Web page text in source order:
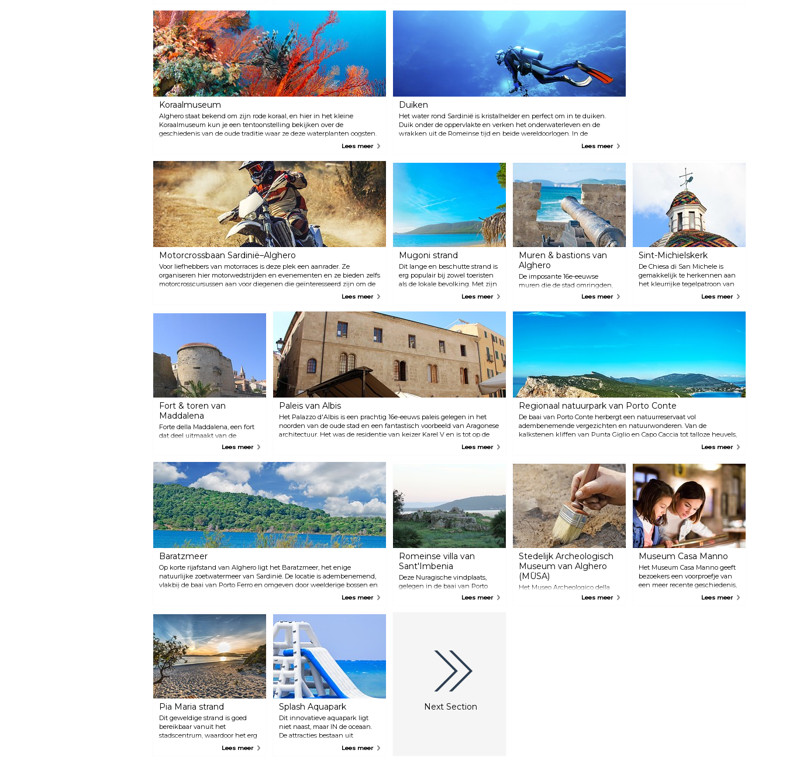
de winter zeker de
seizoensspecialiteit, spaghetti
met zee-egel, en in de zomer is
kreeft het beste gerecht om te
bestellen. Castelsardo ligt
ongeveer 70 km ten noorden
van Alghero.
planten te laten zien en hen
vervolgens de mogelijkheid te
geven om de wijnen en de
olijven te proberen.
beveiliging krijg je de kans om
en ladders zullen je moed op de
Koraalmuseum
Alghero staat bekend om zijn rode koraal, en hier in het kleine
Koraalmuseum kun je een tentoonstelling bekijken over de
geschiedenis van de oude traditie waar ze deze waterplanten oogsten.
De koralen worden gebruikt voor het maken van unieke sieraden die je
Lees meer
Duiken
Het water rond Sardinië is kristalhelder en perfect om in te duiken.
Duik onder de oppervlakte en verken het onderwaterleven en de
wrakken uit de Romeinse tijd en beide wereldoorlogen. In de
jachthaven van Porto Conte bevindt zich een exclusief duikcentrum,
warme douches, en voldoende parkeerplaatsen.
Lees meer
Motorcrossbaan Sardinië–Alghero
Voor liefhebbers van motorraces is deze plek een aanrader. Ze
organiseren hier motorwedstrijden en evenementen en ze bieden zelfs
motorcrosscursussen aan voor diegenen die geïnteresseerd zijn om de
Lees meer
Mugoni strand
Dit lange en beschutte strand is
erg populair bij zowel toeristen
als de lokale bevolking. Met zijn
kristalheldere water en het witte
Enkele van de diensten die je
hier vindt zijn bootverhuur en
ligbedden, en voor degenen die
hier meer dan een dag willen
doorbrengen zijn er ook hotels
in de buurt.
Lees meer
Muren & bastions van
Alghero
De imposante 16e-eeuwse
muren die de stad omringden,
zijn nog steeds grotendeels
decor voor de hele stad, vooral
bij zonsondergang in de
avondbries.
Lees meer
Sint-Michielskerk
De Chiesa di San Michele is
gemakkelijk te herkennen aan
het kleurrijke tegelpatroon van
de koepel, dat de Catalaanse
zien. Het ligt aan de Via Carlo
Lees meer
Fort & toren van
Maddalena
Forte della Maddalena, een fort
dat deel uitmaakt van de
stadsmuren, keek ooit uit op de
er nog maar stukjes van over,
maar deze stukjes zijn nog
steeds indrukwekkend en
imposant. Breng zeker een
bezoek en vang een glimp op
van hoe de oude
verdedigingswerken van de
stad er ooit uitzagen.
Lees meer
Paleis van Albis
Het Palazzo d'Albis is een prachtig 16e-eeuws paleis gelegen in het
noorden van de oude stad en een fantastisch voorbeeld van Aragonese
architectuur. Het was de residentie van keizer Karel V en is tot op de
Lees meer
Regionaal natuurpark van Porto Conte
De baai van Porto Conte herbergt een natuurreservaat vol
adembenemende vergezichten en natuurwonderen. Van de
kalkstenen kliffen van Punta Giglio en Capo Caccia tot talloze heuvels,
kreken en vlaktes, het reservaat is de droom van elke natuurliefhebber.
Lees meer
Baratzmeer
Op korte rijafstand van Alghero ligt het Baratzmeer, het enige
natuurlijke zoetwatermeer van Sardinië. De locatie is adembenemend,
vlakbij de baai van Porto Ferro en omgeven door weelderige bossen en
veel dieren in het wild. Zwem, wandel of vang een glimp op vanLees meer
Romeinse villa van
Sant'Imbenia
Deze Nuragische vindplaats,
gelegen in de baai van Porto
Conte, werd pas in de jaren 80
en geschiedenis van de regio en
is interessant om te bezoeken.
Lees meer
Stedelijk Archeologisch
Museum van Alghero
(MŪSA)
Het Museo Archeologico della
Città neemt bezoekers mee op
Lees meer
Museum Casa Manno
Het Museum Casa Manno geeft
bezoekers een voorproefje van
een meer recente geschiedenis,
de 18e en 19e eeuw, aan de hand
Lees meer
Pia Maria strand
Dit geweldige strand is goed
bereikbaar vanuit het
stadscentrum, waardoor het erg
zomermaanden, maar het wordt
Lees meer
Splash Aquapark
Dit innovatieve aquapark ligt
niet naast, maar IN de oceaan.
De attracties bestaan uit
glijbanen, doolhoven,Lees meer
Next Section